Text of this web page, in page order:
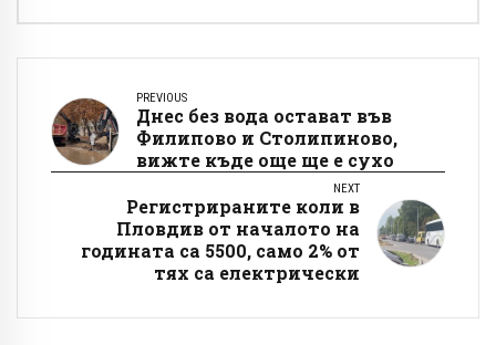
PREVIOUS
Днес без вода остават във
Филипово и Столипиново,
вижте къде още ще е сухо
NEXT
Регистрираните коли в
Пловдив от началото на
годината са 5500, само 2% от
тях са електрически